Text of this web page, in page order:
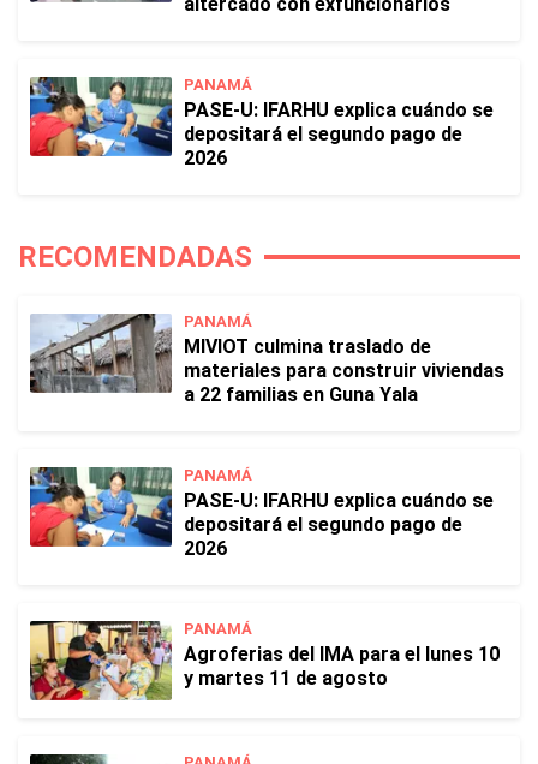
PANAMÁ
PASE-U: IFARHU explica cuándo se
depositará el segundo pago de
2026
RECOMENDADAS
PANAMÁ
MIVIOT culmina traslado de
materiales para construir viviendas
a 22 familias en Guna Yala
PANAMÁ
PASE-U: IFARHU explica cuándo se
depositará el segundo pago de
2026
PANAMÁ
Agroferias del IMA para el lunes 10
y martes 11 de agosto